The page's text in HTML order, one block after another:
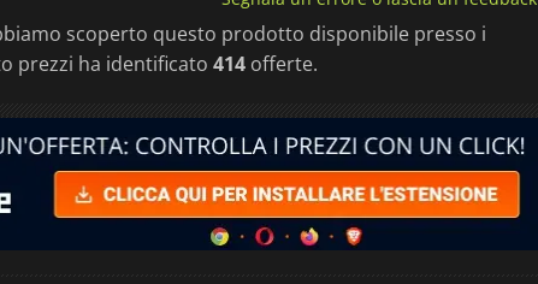
scoperto questo prodotto disponibile presso i
prezzi ha identificato 414 offerte.